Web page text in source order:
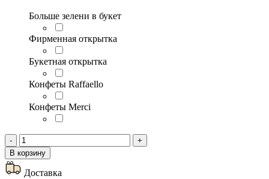
Больше зелени в букет
Фирменная открытка
Букетная открытка
Конфеты Raffaello
Конфеты Merci
-
Количество
товара
21
красная
+
В корзину
Доставка